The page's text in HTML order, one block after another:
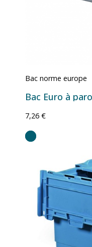
Bac norme europe
7,26 €